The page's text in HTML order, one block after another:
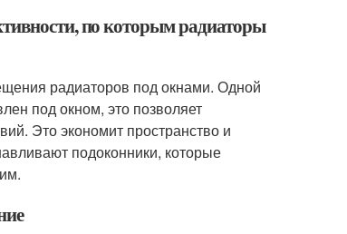
по которым радиаторы
радиаторов под окнами. Одной
под окном, это позволяет
Это экономит пространство и
подоконники, которые